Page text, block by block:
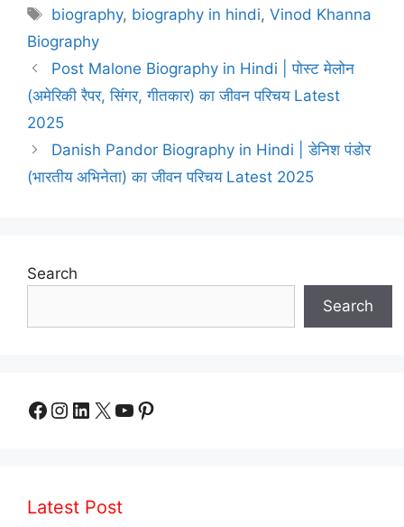
Tags
biography, biography in hindi,Vinod Khanna
Biography
Post Malone Biography in Hindi | पोस्ट मेलोन
(अमेरिकी रैपर, सिंगर, गीतकार) का जीवन परिचय Latest
2025
Danish Pandor Biography in Hindi | डेनिश पंडोर
(भारतीय अभिनेता) का जीवन परिचय Latest 2025
Search
Search
Facebook
Instagram
LinkedIn
X YouTube
Pinterest
Latest Post